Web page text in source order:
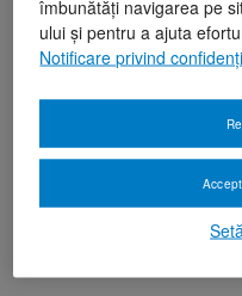
îmbunătăți navigarea pe
ului și pentru a ajuta
Notificare privind